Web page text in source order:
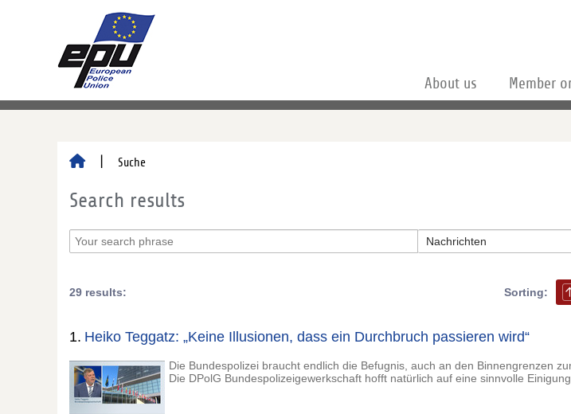
About us Member
Suche
Search results
29 results: Sorting:
1. Heiko Teggatz: „Keine Illusionen, dass ein Durchbruch passieren wird“
Die Bundespolizei braucht endlich die Befugnis, auch an den Binnengrenzen
Die DPolG Bundespolizeigewerkschaft hofft natürlich auf eine sinnvolle